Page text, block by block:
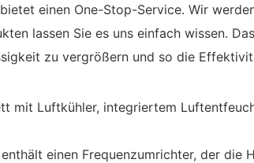
einen One-Stop-Service. Wir
lassen Sie es uns einfach wissen.
zu vergrößern und so die
mit Luftkühler, integriertem
einen Frequenzumrichter, der